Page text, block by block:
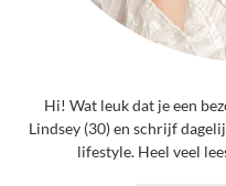
Hi! Wat leuk dat je een
Lindsey (30) en schrijf
lifestyle. Heel veel